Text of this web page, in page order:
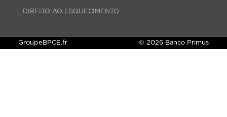
DIREITO AO ESQUECIMENTO
GroupeBPCE.fr © 2026 Banco Primus